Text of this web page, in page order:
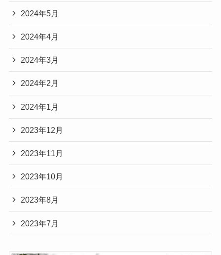
2024年5月
2024年4月
2024年3月
2024年2月
2024年1月
2023年12月
2023年11月
2023年10月
2023年8月
2023年7月